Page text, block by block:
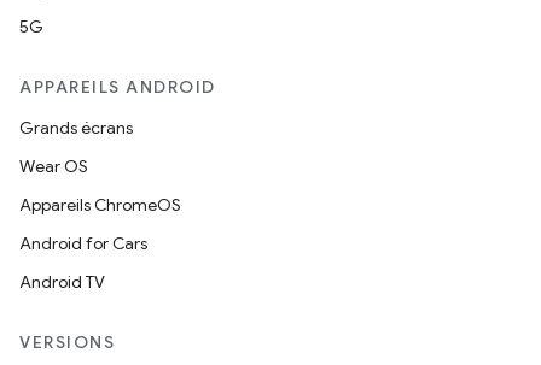
5G
APPAREILS ANDROID
Grands écrans
Wear OS
Appareils ChromeOS
Android for Cars
Android TV
VERSIONS